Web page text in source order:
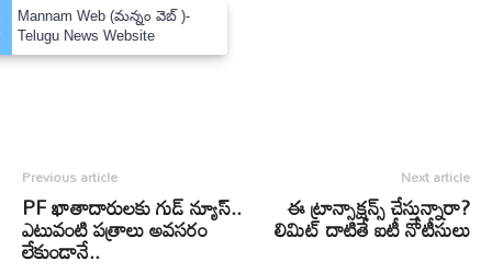
Previous article
PF ఖాతాదారులకు గుడ్‌ న్యూస్‌..
ఎటువంటి పత్రాలు అవసరం
లేకుండానే..
Next article
ఈ ట్రాన్సాక్షన్స్ చేస్తున్నారా?
లిమిట్ దాటితే ఐటీ నోటీసులు
×
Mannam Web (మన్నం వెబ్ )-
Telugu News Website